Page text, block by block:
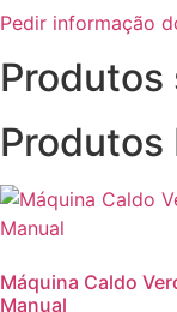
Pedir informação
Produtos
Produtos
Máquina Caldo
Manual